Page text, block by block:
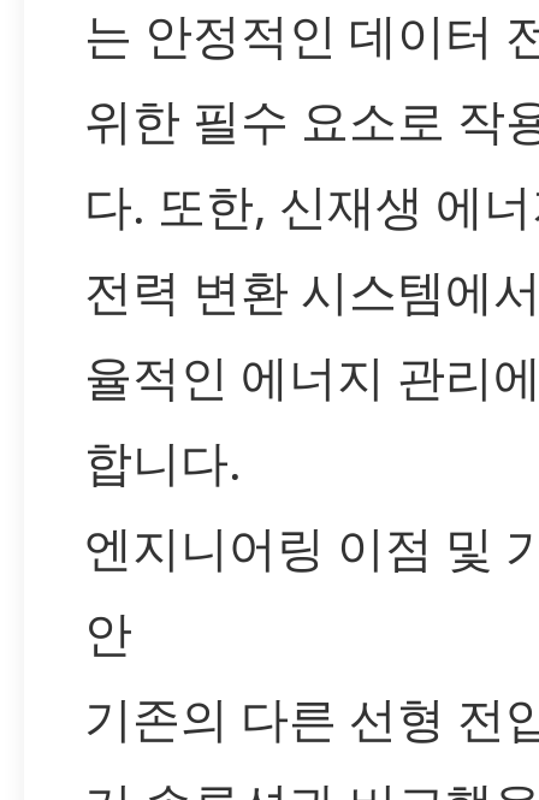
는 안정적인 데이터
위한 필수 요소로 작
다. 또한, 신재생 에
전력 변환 시스템에
율적인 에너지 관리
합니다.
엔지니어링 이점 및
안
기존의 다른 선형 전